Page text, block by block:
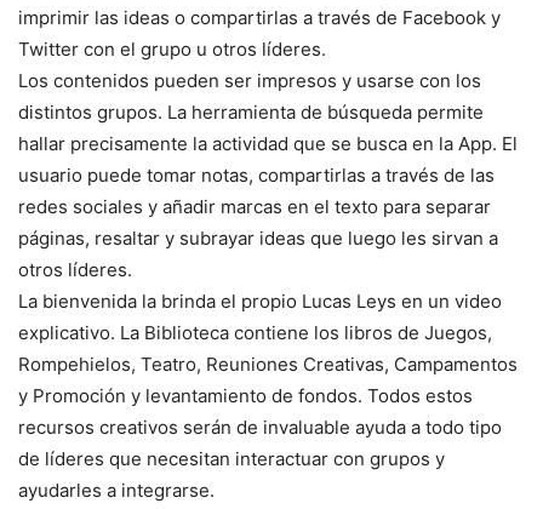
imprimir las ideas o compartirlas a través de Facebook y
Twitter con el grupo u otros líderes.
Los contenidos pueden ser impresos y usarse con los
distintos grupos. La herramienta de búsqueda permite
hallar precisamente la actividad que se busca en la App. El
usuario puede tomar notas, compartirlas a través de las
redes sociales y añadir marcas en el texto para separar
páginas, resaltar y subrayar ideas que luego les sirvan a
otros líderes.
La bienvenida la brinda el propio Lucas Leys en un video
explicativo. La Biblioteca contiene los libros de Juegos,
Rompehielos, Teatro, Reuniones Creativas, Campamentos
y Promoción y levantamiento de fondos. Todos estos
recursos creativos serán de invaluable ayuda a todo tipo
de líderes que necesitan interactuar con grupos y
ayudarles a integrarse.